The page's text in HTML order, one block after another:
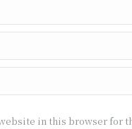
in this browser for